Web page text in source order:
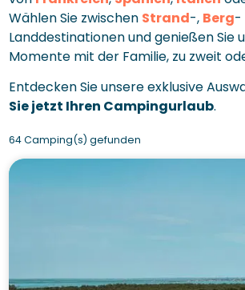
Wählen Sie zwischen Strand-, Berg-
Landdestinationen und genießen Sie
Momente mit der Familie, zu zweit
Entdecken Sie unsere exklusive
Sie jetzt Ihren Campingurlaub.
64 Camping(s) gefunden